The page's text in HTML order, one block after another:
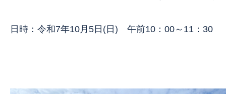
日時：令和7年10月5日(日) 午前10：00～11：30